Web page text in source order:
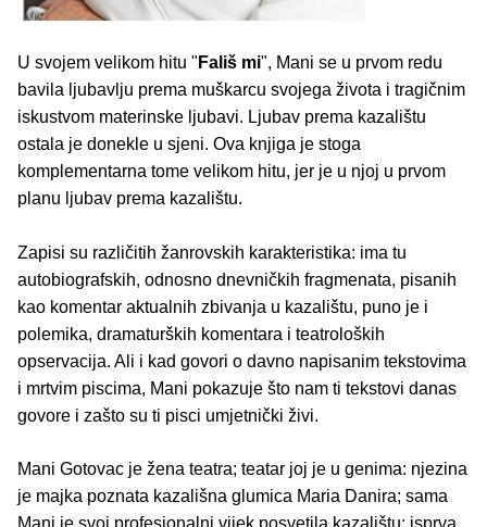
U svojem velikom hitu " Fališ mi", Mani se u prvom redu
bavila ljubavlju prema muškarcu svojega života i tragičnim
iskustvom materinske ljubavi. Ljubav prema kazalištu
ostala je donekle u sjeni. Ova knjiga je stoga
komplementarna tome velikom hitu, jer je u njoj u prvom
planu ljubav prema kazalištu.
Zapisi su različitih žanrovskih karakteristika: ima tu
autobiografskih, odnosno dnevničkih fragmenata, pisanih
kao komentar aktualnih zbivanja u kazalištu, puno je i
polemika, dramaturških komentara i teatroloških
opservacija. Ali i kad govori o davno napisanim tekstovima
i mrtvim piscima, Mani pokazuje što nam ti tekstovi danas
govore i zašto su ti pisci umjetnički živi.
Mani Gotovac je žena teatra; teatar joj je u genima: njezina
je majka poznata kazališna glumica Maria Danira; sama
Mani je svoj profesionalni vijek posvetila kazalištu: isprva